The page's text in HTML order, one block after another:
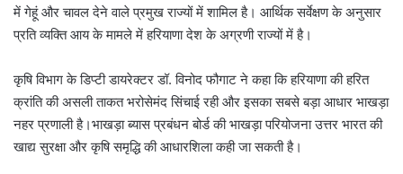
में गेहूं और चावल देने वाले प्रमुख राज्यों में शामिल है। आर्थिक सर्वेक्षण के अनुसार
प्रति व्यक्ति आय के मामले में हरियाणा देश के अग्रणी राज्यों में है।
कृषि विभाग के डिप्टी डायरेक्टर डॉ. विनोद फौगाट ने कहा कि हरियाणा की हरित
क्रांति की असली ताकत भरोसेमंद सिंचाई रही और इसका सबसे बड़ा आधार भाखड़ा
नहर प्रणाली है।भाखड़ा ब्यास प्रबंधन बोर्ड की भाखड़ा परियोजना उत्तर भारत की
खाद्य सुरक्षा और कृषि समृद्धि की आधारशिला कही जा सकती है।